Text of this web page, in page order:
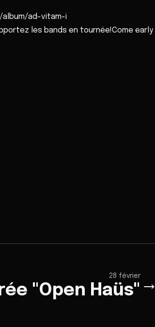
ad-vitam-i
les bands en tournée!Come early
28 février
"Open Haüs" →